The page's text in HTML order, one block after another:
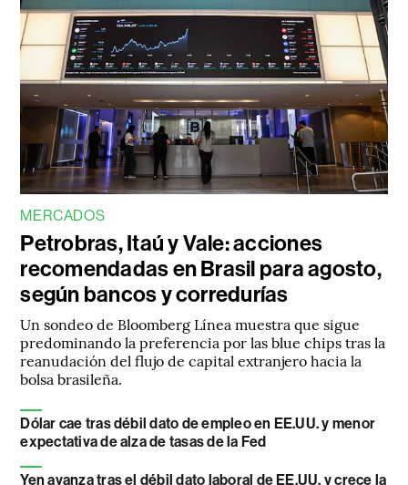
MERCADOS
Petrobras, Itaú y Vale: acciones
recomendadas en Brasil para agosto,
según bancos y corredurías
Un sondeo de Bloomberg Línea muestra que sigue
predominando la preferencia por las blue chips tras la
reanudación del flujo de capital extranjero hacia la
bolsa brasileña.
Dólar cae tras débil dato de empleo en EE.UU. y menor
expectativa de alza de tasas de la Fed
Yen avanza tras el débil dato laboral de EE.UU. y crece la